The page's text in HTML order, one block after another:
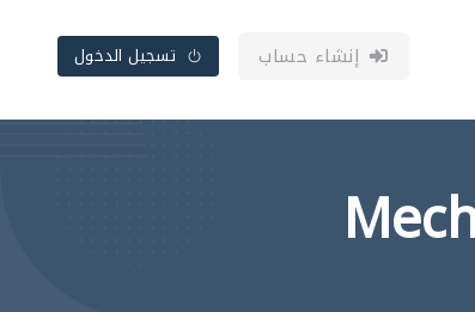
إنشاء حساب تسجيل الدخول